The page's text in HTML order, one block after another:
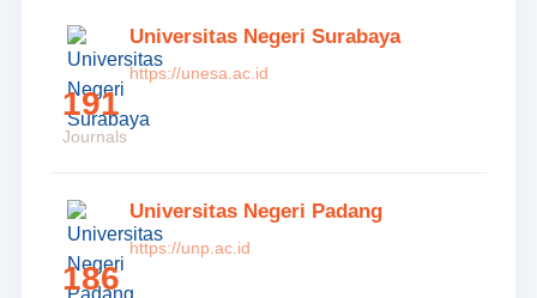
Universitas Negeri Surabaya
https://unesa.ac.id
191
Journals
Universitas Negeri Padang
https://unp.ac.id
186